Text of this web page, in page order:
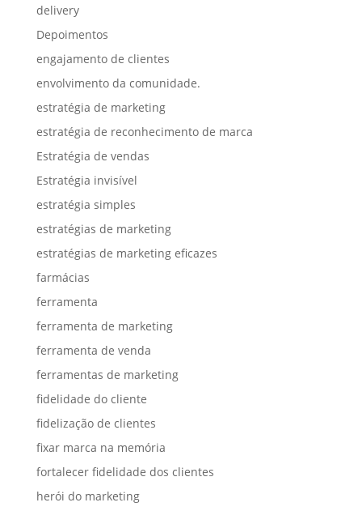
delivery
Depoimentos
engajamento de clientes
envolvimento da comunidade.
estratégia de marketing
estratégia de reconhecimento de marca
Estratégia de vendas
Estratégia invisível
estratégia simples
estratégias de marketing
estratégias de marketing eficazes
farmácias
ferramenta
ferramenta de marketing
ferramenta de venda
ferramentas de marketing
fidelidade do cliente
fidelização de clientes
fixar marca na memória
fortalecer fidelidade dos clientes
herói do marketing